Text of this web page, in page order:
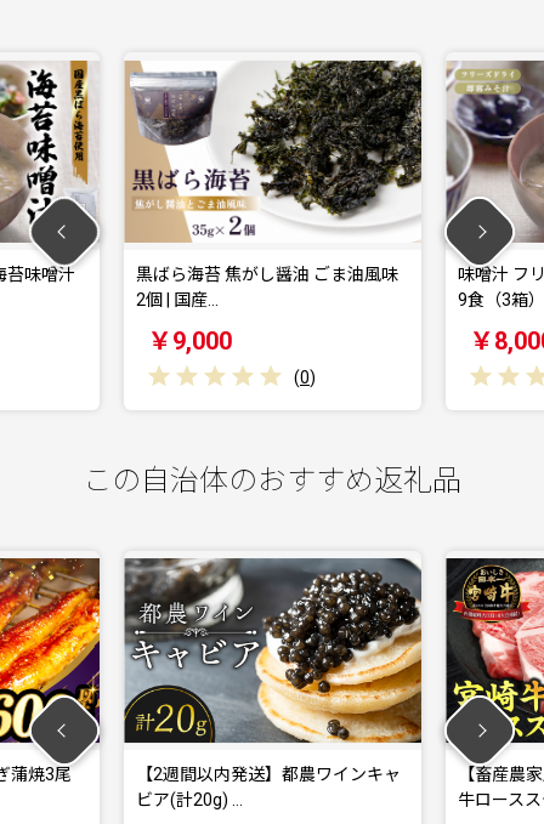
苔味噌汁
黒ばら海苔 焦がし醤油 ごま油風味
2個 | 国産…
￥9,000
(0)
味噌汁 フ
9食（3箱
￥
この自治体のおすすめ返礼品
蒲焼3尾
【2週間以内発送】都農ワインキャ
ビア(計20g) …
【畜産農
牛ロース